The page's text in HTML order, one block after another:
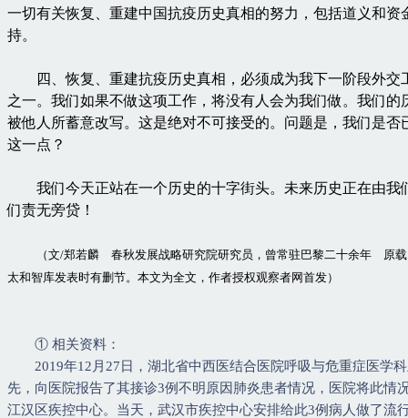
一切有关恢复、重建中国抗疫历史真相的努力，包括道义和资
持。
四、恢复、重建抗疫历史真相，必须成为我下一阶段外交
之一。我们如果不做这项工作，将没有人会为我们做。我们的
被他人所蓄意改写。这是绝对不可接受的。问题是，我们是否
这一点？
我们今天正站在一个历史的十字街头。未来历史正在由我
们责无旁贷！
（文/郑若麟 春秋发展战略研究院研究员，曾常驻巴黎二十余年 原
太和智库发表时有删节。本文为全文，作者授权观察者网首发）
① 相关资料：
2019年12月27日，湖北省中西医结合医院呼吸与危重症医学
先，向医院报告了其接诊3例不明原因肺炎患者情况，医院将此情
江汉区疾控中心。当天，武汉市疾控中心安排给此3例病人做了流